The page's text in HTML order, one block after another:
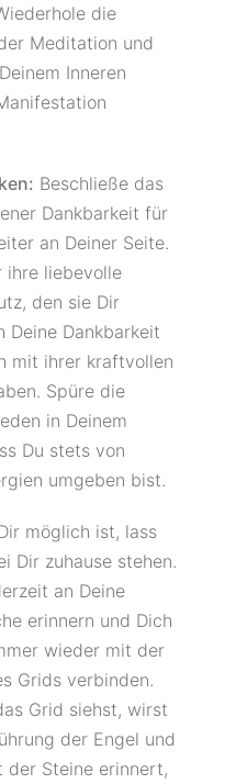
die
Meditation und
Inneren
Beschließe das
Dankbarkeit für
an Deiner Seite.
ihre liebevolle
den sie Dir
Deine Dankbarkeit
mit ihrer kraftvollen
Spüre die
in Deinem
Du stets von
umgeben bist.
möglich ist, lass
Dir zuhause stehen.
an Deine
erinnern und Dich
wieder mit der
Grids verbinden.
Grid siehst, wirst
der Engel und
der Steine erinnert,